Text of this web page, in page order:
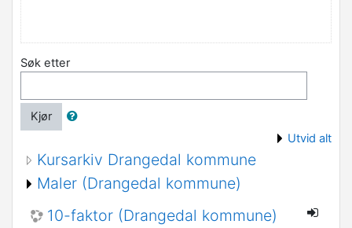
Søk etter
Kjør
Utvid alt
Kursarkiv Drangedal kommune
Maler (Drangedal kommune)
10-faktor (Drangedal kommune)